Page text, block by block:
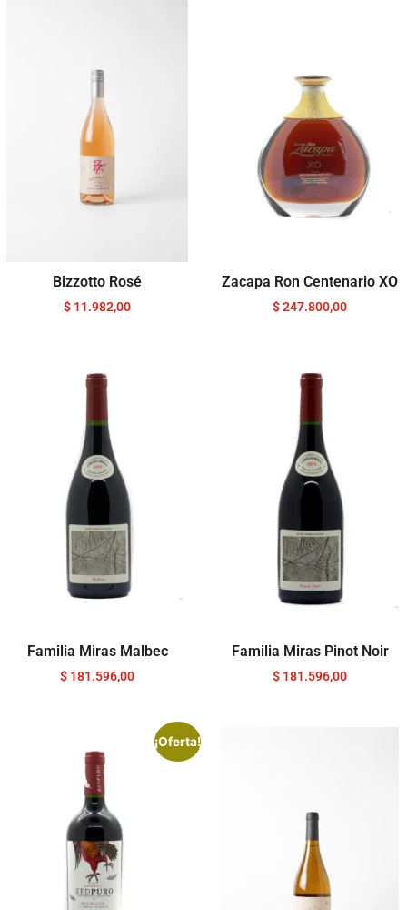
Bizzotto Rosé
$ 11.982,00
Zacapa Ron Centenario XO
$247.800,00
Familia Miras Malbec
$ 181.596,00
Familia Miras Pinot Noir
$ 181.596,00
¡Oferta!